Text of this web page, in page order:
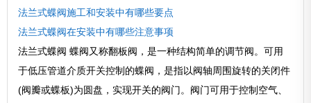
法兰式蝶阀施工和安装中有哪些要点
法兰式蝶阀在安装中有哪些注意事项
法兰式蝶阀 蝶阀又称翻板阀，是一种结构简单的调节阀。可用
于低压管道介质开关控制的蝶阀，是指以阀轴周围旋转的关闭件
(阀瓣或蝶板)为圆盘，实现开关的阀门。阀门可用于控制空气、